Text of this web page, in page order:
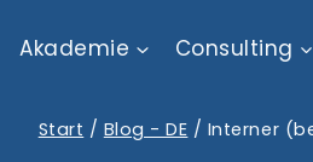
Akademie Consulting
Start / Blog - DE / Interner